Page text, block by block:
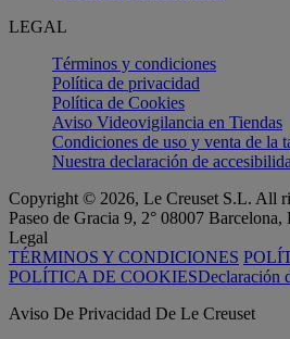
LEGAL
Términos y condiciones
Política de privacidad
Política de Cookies
Aviso Videovigilancia en Tiendas
Condiciones de uso y venta de la
Nuestra declaración de
Copyright © 2026, Le Creuset S.L. All
Paseo de Gracia 9, 2° 08007 Barcelona,
Legal
TÉRMINOS Y CONDICIONES
POLÍTICA DE COOKIESDeclaración
Aviso De Privacidad De Le Creuset